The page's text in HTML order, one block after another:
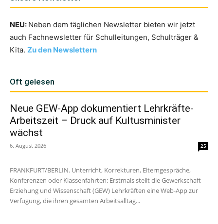
NEU: Neben dem täglichen Newsletter bieten wir jetzt
auch Fachnewsletter für Schulleitungen, Schulträger &
Kita. Zu den Newslettern
Oft gelesen
Neue GEW-App dokumentiert Lehrkräfte-
Arbeitszeit – Druck auf Kultusminister
wächst
6. August 2026 25
FRANKFURT/BERLIN. Unterricht, Korrekturen, Elterngespräche,
Konferenzen oder Klassenfahrten: Erstmals stellt die Gewerkschaft
Erziehung und Wissenschaft (GEW) Lehrkräften eine Web-App zur
Verfügung, die ihren gesamten Arbeitsalltag...